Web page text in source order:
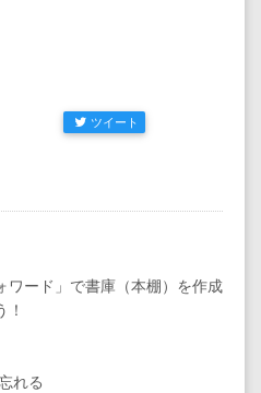
ツイート
ワード」で書庫（本棚）を作成
れる